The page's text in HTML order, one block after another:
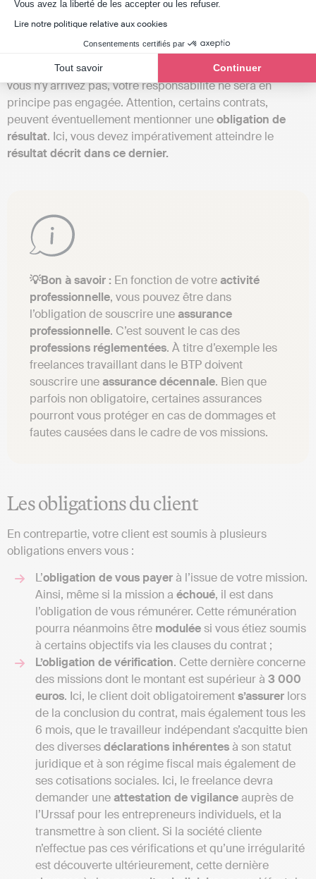
Vous avez la liberté de les accepter ou les refuser.
Lire notre politique relative aux cookies
Consentements certifiés par
Tout savoir Continuer
temps à
réaliser sa mission selon le
dans l’exécution de votre mission. Cela signifie
que vous devez tout mettre en œuvre pour la réussir. Si
vous n’y arrivez pas, votre responsabilité ne sera en
principe pas engagée. Attention, certains contrats,
peuvent éventuellement mentionner uneobligation de
résultat. Ici, vous devez impérativement atteindre le
résultatdécritdans ce dernier.
💡Bon à savoir : En fonction de votreactivité
professionnelle, vous pouvez être dans
l’obligation de souscrire uneassurance
professionnelle. C’est souvent le cas des
professions réglementées. À titre d’exemple les
freelances travaillant dans le BTP doivent
souscrire uneassurancedécennale. Bien que
parfois non obligatoire, certaines assurances
pourront vous protéger en cas de dommages et
fautes causées dans le cadre de vos missions.
Les obligations du client
En contrepartie, votre client est soumis à plusieurs
obligations envers vous :
L’obligation de vous payerà l’issue de votre mission.
Ainsi, même si la mission a échoué, il est dans
l’obligation de vous rémunérer. Cette rémunération
pourra néanmoins être moduléesi vous étiez soumis
à certains objectifs via les clauses du contrat ;
L’obligation devérification. Cette dernière concerne
des missions dont le montant est supérieur à 3 000
euros. Ici, le client doit obligatoirements’assurer lors
de la conclusion du contrat, mais également tous les
6 mois, que le travailleur indépendant s’acquitte bien
des diversesdéclarations inhérentesà son statut
juridique et à son régime fiscal mais également de
ses cotisations sociales. Ici, le freelance devra
demander uneattestation devigilanceauprès de
l’Urssaf pour les entrepreneurs individuels, et la
transmettre à son client. Si la société cliente
n’effectue pas ces vérifications et qu’une irrégularité
est découverte ultérieurement, cette dernière